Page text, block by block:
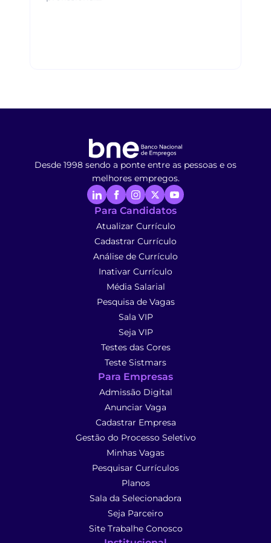
Desde 1998 sendo a ponte entre as pessoas e os
melhores empregos.
Para Candidatos
Atualizar Currículo
Cadastrar Currículo
Análise de Currículo
Inativar Currículo
Média Salarial
Pesquisa de Vagas
Sala VIP
Seja VIP
Testes das Cores
Teste Sistmars
Para Empresas
Admissão Digital
Anunciar Vaga
Cadastrar Empresa
Gestão do Processo Seletivo
Minhas Vagas
Pesquisar Currículos
Planos
Sala da Selecionadora
Seja Parceiro
Site Trabalhe Conosco